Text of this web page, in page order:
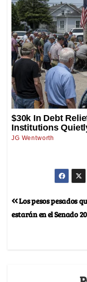
Los pesos pesados
estarán en el Senado